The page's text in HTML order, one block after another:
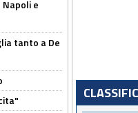
e
tanto a De